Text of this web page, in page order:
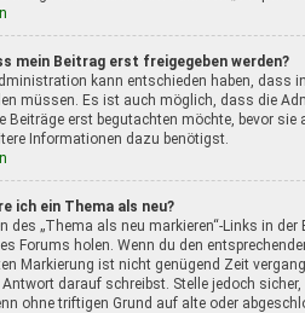
mein Beitrag erst freigegeben werden?
kann entschieden haben, dass
müssen. Es ist auch möglich, dass die
Beiträge erst begutachten möchte, bevor
Informationen dazu benötigst.
ich ein Thema als neu?
des „Thema als neu markieren“-Links in
Forums holen. Wenn du den
Markierung ist nicht genügend Zeit
Antwort darauf schreibst. Stelle jedoch
ohne triftigen Grund auf alte oder